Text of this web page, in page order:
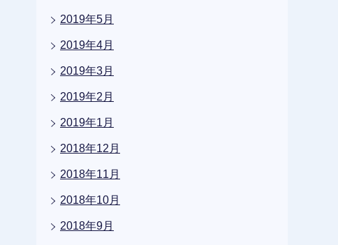
2019年5月
2019年4月
2019年3月
2019年2月
2019年1月
2018年12月
2018年11月
2018年10月
2018年9月